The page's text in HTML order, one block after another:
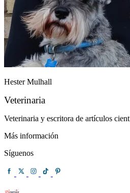
Hester Mulhall
Veterinaria
Veterinaria y escritora de artículos
Más información
Síguenos